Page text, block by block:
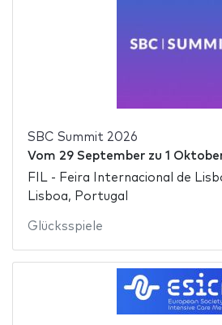
SBC Summit 2026
Vom 29 Septemberzu 1
FIL - Feira Internacional de
Lisboa, Portugal
Glücksspiele